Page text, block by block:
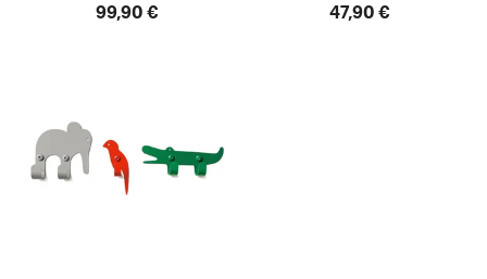
99,90 €
47,90 €